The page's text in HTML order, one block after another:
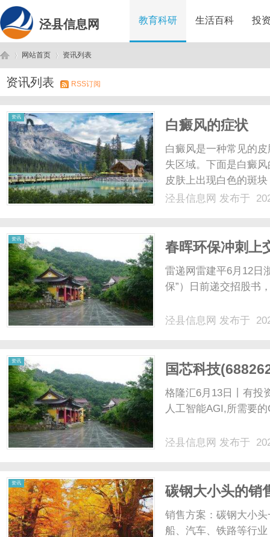
泾县信息网 教育科研 生活百科 投
泾 ›
网站首页
›
资讯列表
资讯列表 RSS订阅
资讯
白癜风的症状
白癜风是一种常见的
失区域。下面是白癜
皮肤上出现白色的斑
斑的大小和数量会因
泾县信息网 发布于
资讯
春晖环保冲刺上
59%股权
雷递网雷建平6月12日
保”）日前递交招股书
泾县信息网 发布于
资讯
国芯科技
加入到RISC-
核系列
格隆汇6月13日丨有投
人工智能AGI,所需要
泾县信息网 发布于
资讯
碳钢大小头的销
销售方案：碳钢大小
船、汽车、铁路等行